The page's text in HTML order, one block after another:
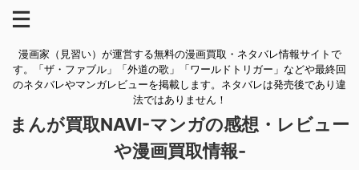
漫画家（見習い）が運営する無料の漫画買取・ネタバレ情報サイトで
す。「ザ・ファブル」「外道の歌」「ワールドトリガー」などや最終回
のネタバレやマンガレビューを掲載します。ネタバレは発売後であり違
法ではありません！
まんが買取NAVI-マンガの感想・レビュー
や漫画買取情報-